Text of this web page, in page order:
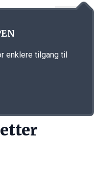
enklere tilgang til